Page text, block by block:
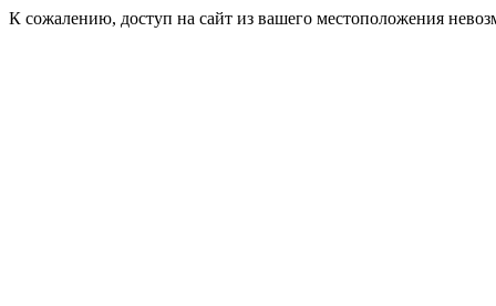
К сожалению, доступ на сайт из вашего местоположения